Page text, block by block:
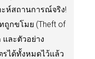
ะห์สถานการณ์จริง!
ถูกขโมย (Theft of
และตัวอย่าง
รได้ทั้งหมดไว้แล้ว